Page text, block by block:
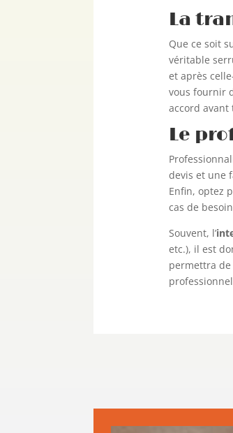
La
Que ce soit
véritable
et après
vous fournir
accord
Le
devis et une
Enfin, optez
cas de
Souvent, l’
etc.), il est
permettra